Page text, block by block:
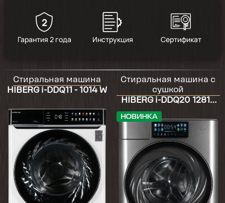
отличная машина. проста в управлении.
функции подобраны с учётом реальных
потребностей. оптимальный вариант.
купила в связи с прломкой стиральной
машины, которая верой и правдой
отработала на износ более 13 лет.
эксплуатировалась нещадно. но эта
машина очевидно намного выигрывает.
прогресс на лицо. очень нравится, что
взвешивает загружаемое белье, есть
очистка барабана, гидрозатвор точно
нужен в городе. реальная защита от
2
Гарантия 2 года Инструкция Сертификат
Стиральная машина
HIBERG i-DDQ11 - 1014 W
Стиральная машина с
сушкой
HIBERG i-DDQ20 12814